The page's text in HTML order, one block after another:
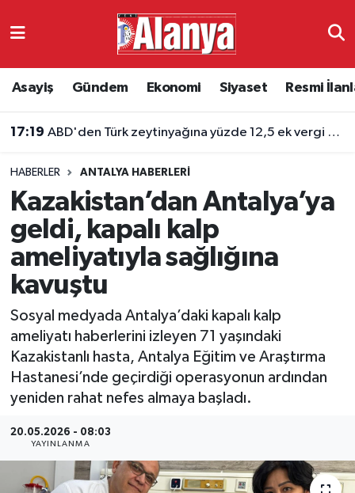
Asayiş Gündem Ekonomi Siyaset Resmi
17:19 ABD'den Türk zeytinyağına yüzde 12,5 ek vergi kararı
HABERLER ANTALYA HABERLERI
Kazakistan’dan Antalya’ya
geldi, kapalı kalp
ameliyatıyla sağlığına
kavuştu
Sosyal medyada Antalya’daki kapalı kalp
ameliyatı haberlerini izleyen 71 yaşındaki
Kazakistanlı hasta, Antalya Eğitim ve Araştırma
Hastanesi’nde geçirdiği operasyonun ardından
yeniden rahat nefes almaya başladı.
20.05.2026 - 08:03
YAYINLANMA
Ekonomi
Resmi İlanlar
Alanyaspor
Turizm
E-Gazete
Antalya Namaz Vakitleri
Süper Lig Puan Durumu ve Fikstür
Tüm Manşetler
Son Dakika Haberleri
Haber Arşivi